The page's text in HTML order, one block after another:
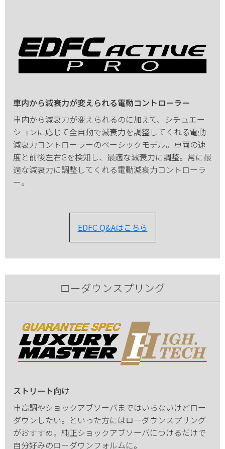
車内から減衰力が変えられる電動コントローラー
車内から減衰力が変えられるのに加えて、シチュエー
ションに応じて全自動で減衰力を調整してくれる電動
減衰力コントローラーのベーシックモデル。車両の速
度と前後左右Gを検知し、最適な減衰力に調整。常に最
適な減衰力に調整してくれる電動減衰力コントローラ
ー。
EDFC Q&Aはこちら
ローダウンスプリング
ストリート向け
車高調やショックアブソーバまではいらないけどロー
ダウンしたい。といった方にはローダウンスプリング
がおすすめ。純正ショックアブソーバにつけるだけで
自分好みのローダウンフォルムに。